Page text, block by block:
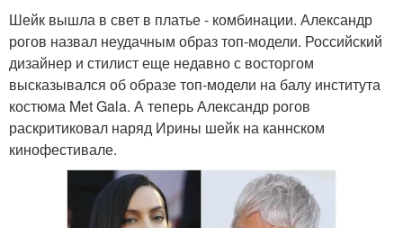
Шейк вышла в свет в платье - комбинации. Александр
рогов назвал неудачным образ топ-модели. Российский
дизайнер и стилист еще недавно с восторгом
высказывался об образе топ-модели на балу института
костюма Met Gala. А теперь Александр рогов
раскритиковал наряд Ирины шейк на каннском
кинофестивале.